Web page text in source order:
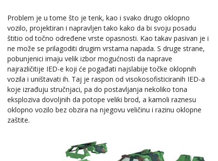
Problem je u tome što je tenk, kao i svako drugo oklopno
vozilo, projektiran i napravljen tako kako da bi svoju posadu
štitio od točno određene vrste opasnosti. Kao takav pasivan je i
ne može se prilagoditi drugim vrstama napada. S druge strane,
pobunjenici imaju velik izbor mogućnosti da naprave
najrazličitije IED-e koji će pogađati najslabije točke oklopnih
vozila i uništavati ih. Taj je raspon od visokosofisticiranih IED-a
koje izrađuju stručnjaci, pa do postavljanja nekoliko tona
eksploziva dovoljnih da potope veliki brod, a kamoli raznesu
oklopno vozilo bez obzira na njegovu veličinu i razinu oklopne
zaštite.